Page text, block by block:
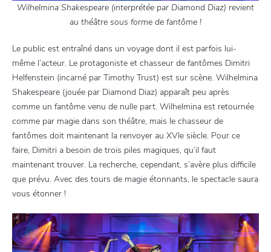
Wilhelmina Shakespeare (interprétée par Diamond Diaz) revient
au théâtre sous forme de fantôme !
Le public est entraîné dans un voyage dont il est parfois lui-
même l’acteur. Le protagoniste et chasseur de fantômes Dimitri
Helfenstein (incarné par Timothy Trust) est sur scène. Wilhelmina
Shakespeare (jouée par Diamond Diaz) apparaît peu après
comme un fantôme venu de nulle part. Wilhelmina est retournée
comme par magie dans son théâtre, mais le chasseur de
fantômes doit maintenant la renvoyer au XVIe siècle. Pour ce
faire, Dimitri a besoin de trois piles magiques, qu’il faut
maintenant trouver. La recherche, cependant, s’avère plus difficile
que prévu. Avec des tours de magie étonnants, le spectacle saura
vous étonner !